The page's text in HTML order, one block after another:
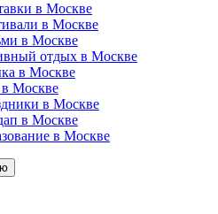
в Москве
в Москве
в Москве
отдых в Москве
в Москве
Москве
в Москве
в Москве
в Москве